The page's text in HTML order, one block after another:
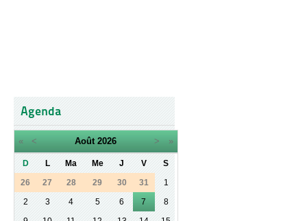
Agenda
« < Août 2026 > »
D L Ma Me J V
S
26
27 28 29 30 31
1
2
3 4 5 6 7
8